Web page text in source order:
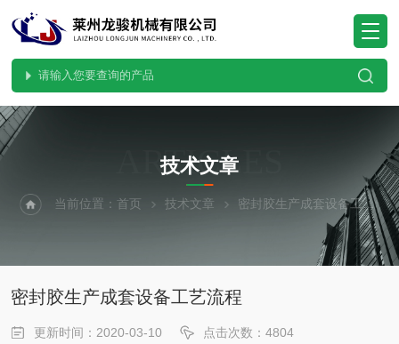
ARTICLES
技术文章
当前位置：首页 技术文章 密封胶生产成套设备工艺流程
密封胶生产成套设备工艺流程
更新时间：2020-03-10 点击次数：4804